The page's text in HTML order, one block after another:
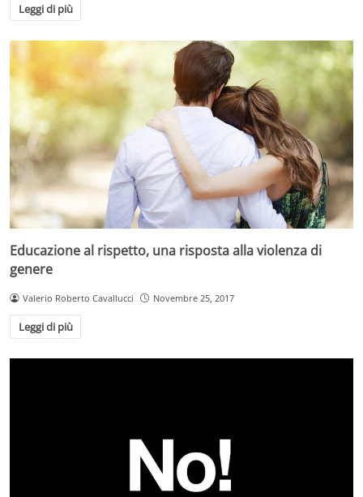
Leggi di più
Educazione al rispetto, una risposta alla violenza di
genere
Valerio Roberto Cavallucci Novembre 25, 2017
Leggi di più